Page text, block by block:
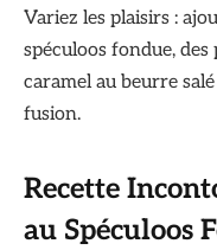
Variez les plaisirs :
spéculoos fondue, des
caramel au beurre
fusion.
Recette
au Spéculoos